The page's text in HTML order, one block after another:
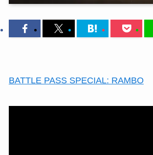
BATTLE PASS SPECIAL: RAMBO